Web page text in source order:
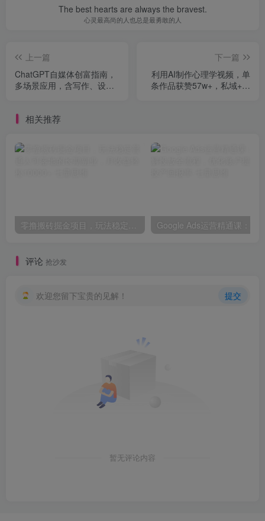
The best hearts are always the bravest.
心灵最高尚的人也总是最勇敢的人
上一篇
ChatGPT自媒体创富指南，
多场景应用，含写作、设
下一篇
利用AI制作心理学视频，单
条作品获赞57w+，私域+橱
相关推荐
零撸搬砖掘金项目，玩法稳定普通人可落地的长期副业，月收益轻松10000+
评论 抢沙发
欢迎您留下宝贵的见解！ 提交
暂无评论内容